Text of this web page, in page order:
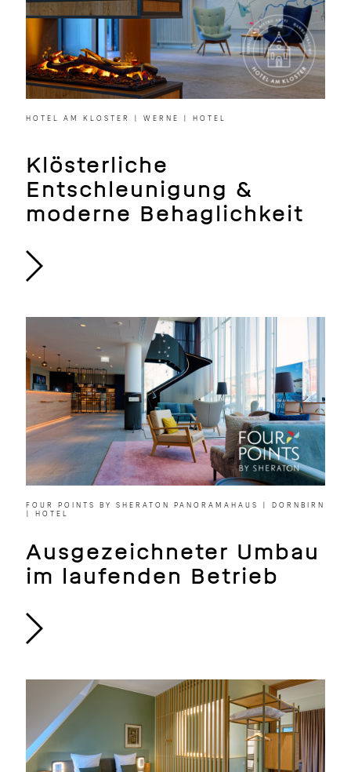
HOTEL AM KLOSTER | WERNE | HOTEL
Klösterliche
Entschleunigung &
moderne Behaglichkeit
FOUR POINTS BY SHERATON PANORAMAHAUS | DORNBIRN
| HOTEL
Ausgezeichneter Umbau
im laufenden Betrieb